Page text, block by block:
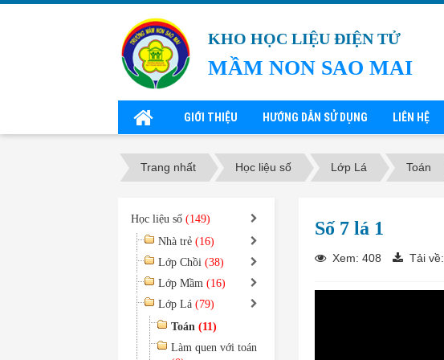
KHO HỌC LIỆU ĐIỆN TỬ
MẦM NON SAO MAI
GIỚI THIỆU HƯỚNG DẪN SỬ DỤNG LIÊN HỆ
Trang nhất Học liệu số Lớp Lá Toán
Số 7 lá 1
Xem: 408 Tải về:
Học liệu số (149)
Nhà trẻ (16)
Lớp Chồi (38)
Lớp Mầm (16)
Lớp Lá (79)
Toán (11)
Làm quen với toán